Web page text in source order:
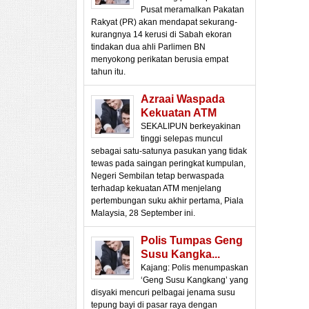
Pusat meramalkan Pakatan
Rakyat (PR) akan mendapat sekurang-
kurangnya 14 kerusi di Sabah ekoran
tindakan dua ahli Parlimen BN
menyokong perikatan berusia empat
tahun itu.
Azraai Waspada
Kekuatan ATM
SEKALIPUN berkeyakinan
tinggi selepas muncul
sebagai satu-satunya pasukan yang tidak
tewas pada saingan peringkat kumpulan,
Negeri Sembilan tetap berwaspada
terhadap kekuatan ATM menjelang
pertembungan suku akhir pertama, Piala
Malaysia, 28 September ini.
Polis Tumpas Geng
Susu Kangka...
Kajang: Polis menumpaskan
‘Geng Susu Kangkang’ yang
disyaki mencuri pelbagai jenama susu
tepung bayi di pasar raya dengan